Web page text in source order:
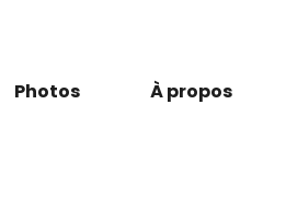
Photos À propos